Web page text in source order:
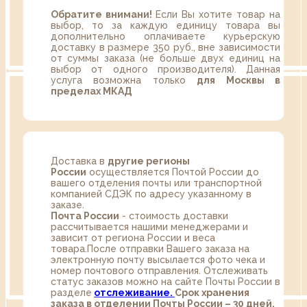
Обратите внимани! Если Вы хотите товар на
выбор, то за каждую единицу товара вы
дополнительно оплачиваете курьерскую
доставку в размере 350 руб., вне зависимости
от суммы заказа (не больше двух единиц на
выбор от одного производителя). Данная
услуга возможна только для Москвы в
пределах МКАД
Доставка в другие регионы
России осуществляется Почтой России до
вашего отделения почты или транспортной
компанией СДЭК по адресу указанному в
заказе.
Почта России - стоимость доставки
рассчитывается нашими менеджерами и
зависит от региона России и веса
товара.После отправки Вашего заказа на
электронную почту высылается фото чека и
номер почтового отправления. Отслеживать
статус заказов можно на сайте Почты России в
разделе oтслеживание. Срок хранения
заказа в отделении Почты России – 30 дней.